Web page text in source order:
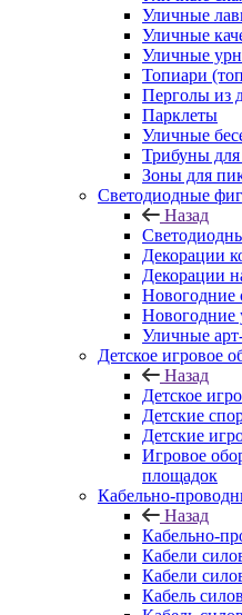
Уличные
Уличные
Уличные
Топиари
Перголы из
Парклеты
Уличные
Трибуны для
Зоны для
Светодиодные
Назад
Декорации
Декорации
Новогодние
Новогодние
Уличные
Детское игровое
Назад
Детское
Детские
Детские
Игровое
площадок
Кабельно-
Назад
Кабельно-
Кабели
Кабели
Кабель